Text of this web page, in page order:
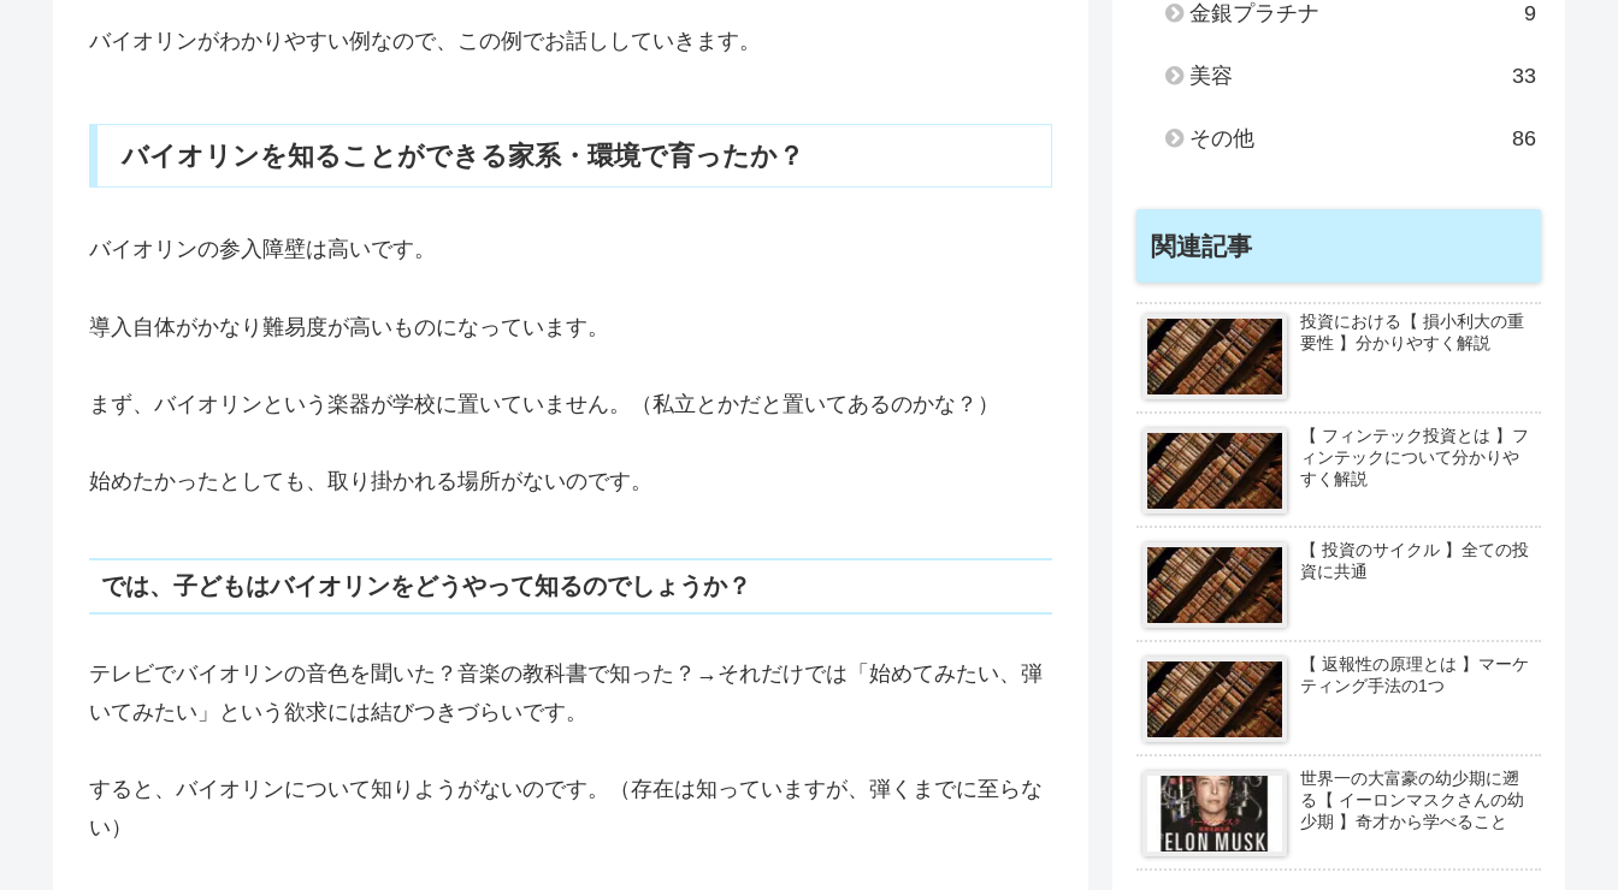
バイオリンがわかりやすい例なので、この例でお話ししていきます。
バイオリンを知ることができる家系・環境で育ったか？
バイオリンの参入障壁は高いです。
導入自体がかなり難易度が高いものになっています。
まず、バイオリンという楽器が学校に置いていません。（私立とかだと置いてあるのかな？）
始めたかったとしても、取り掛かれる場所がないのです。
では、子どもはバイオリンをどうやって知るのでしょうか？
テレビでバイオリンの音色を聞いた？音楽の教科書で知った？→それだけでは「始めてみたい、弾
いてみたい」という欲求には結びつきづらいです。
すると、バイオリンについて知りようがないのです。（存在は知っていますが、弾くまでに至らな
い）
金銀プラチナ 9
美容 33
その他 86
関連記事
投資における【 損小利大の重
要性 】分かりやすく解説
【 フィンテック投資とは 】フ
ィンテックについて分かりや
すく解説
【 投資のサイクル 】全ての投
資に共通
【 返報性の原理とは 】マーケ
ティング手法の1つ
世界一の大富豪の幼少期に遡
る【 イーロンマスクさんの幼
少期 】奇才から学べること